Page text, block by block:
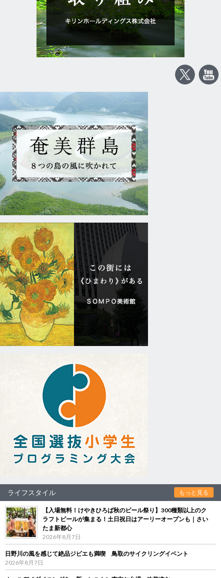
ライフスタイル もっと見る
【入場無料！けやきひろば秋のビール祭り】300種類以上のク
ラフトビールが集まる！土日祝日はアーリーオープンも｜さい
たま新都心
2026年8月7日
日野川の風を感じて絶品ジビエも満喫 鳥取のサイクリングイベント
2026年8月7日